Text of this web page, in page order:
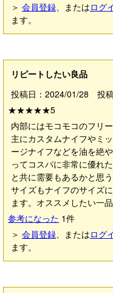
＞ 会員登録、またはログ
ます。
リピートしたい良品
投稿日：2024/01/28 投稿
★★★★★5
内部にはモコモコのフリ
主にカスタムナイフやミ
ージナイフなどを油を絶
ってコスパに非常に優れ
と共に需要もあるかと思
サイズもナイフのサイズ
ます。オススメしたい一品
参考になった 1件
＞ 会員登録、またはログ
ます。